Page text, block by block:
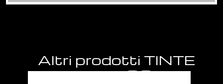
Altri prodotti TINTE
UNITE E TESSUTI